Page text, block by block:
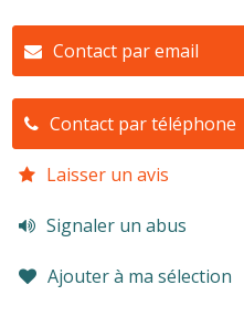
Contact par email
Contact par téléphone
Laisser un avis
Signaler un abus
Ajouter à ma sélection